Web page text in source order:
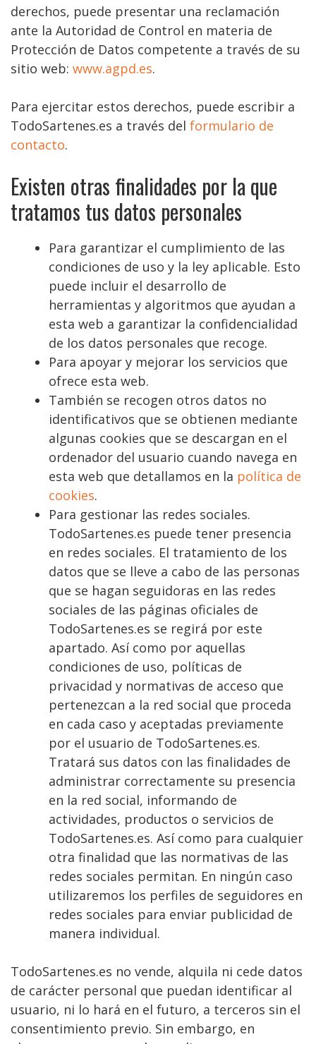
derechos, puede presentar una reclamación
ante la Autoridad de Control en materia de
Protección de Datos competente a través de su
sitio web: www.agpd.es.
Para ejercitar estos derechos, puede escribir a
TodoSartenes.es a través del formulario de
contacto.
Existen otras finalidades por la que
tratamos tus datos personales
Para garantizar el cumplimiento de las
condiciones de uso y la ley aplicable. Esto
puede incluir el desarrollo de
herramientas y algoritmos que ayudan a
esta web a garantizar la confidencialidad
de los datos personales que recoge.
Para apoyar y mejorar los servicios que
ofrece esta web.
También se recogen otros datos no
identificativos que se obtienen mediante
algunas cookies que se descargan en el
ordenador del usuario cuando navega en
esta web que detallamos en la política de
cookies.
Para gestionar las redes sociales.
TodoSartenes.es puede tener presencia
en redes sociales. El tratamiento de los
datos que se lleve a cabo de las personas
que se hagan seguidoras en las redes
sociales de las páginas oficiales de
TodoSartenes.es se regirá por este
apartado. Así como por aquellas
condiciones de uso, políticas de
privacidad y normativas de acceso que
pertenezcan a la red social que proceda
en cada caso y aceptadas previamente
por el usuario de TodoSartenes.es.
Tratará sus datos con las finalidades de
administrar correctamente su presencia
en la red social, informando de
actividades, productos o servicios de
TodoSartenes.es. Así como para cualquier
otra finalidad que las normativas de las
redes sociales permitan. En ningún caso
utilizaremos los perfiles de seguidores en
redes sociales para enviar publicidad de
manera individual.
TodoSartenes.es no vende, alquila ni cede datos
de carácter personal que puedan identificar al
usuario, ni lo hará en el futuro, a terceros sin el
consentimiento previo. Sin embargo, en